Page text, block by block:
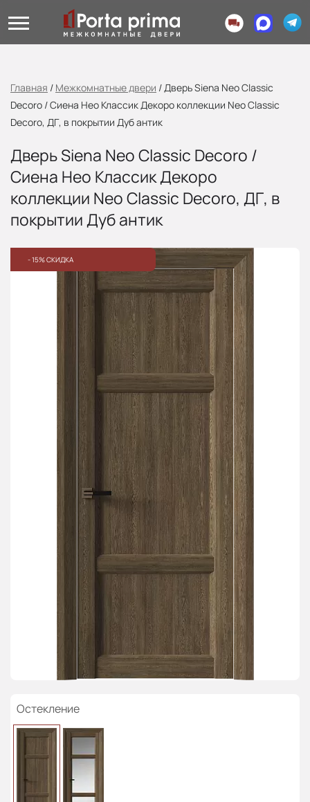
Главная / Межкомнатные двери /Дверь Siena Neo Classic
Decoro / Сиена Нео Классик Декоро коллекции Neo Classic
Decoro, ДГ, в покрытии Дуб антик
Дверь Siena Neo Classic Decoro /
Сиена Нео Классик Декоро
коллекции Neo Classic Decoro, ДГ, в
покрытии Дуб антик
- 15% СКИДКА
Остекление